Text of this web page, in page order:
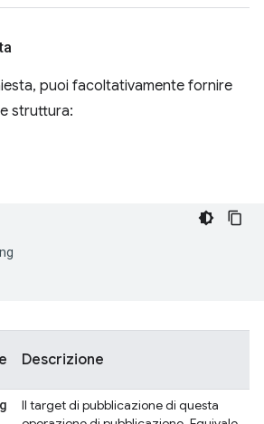
puoi facoltativamente fornire
struttura:
Descrizione
Il target di pubblicazione di questa